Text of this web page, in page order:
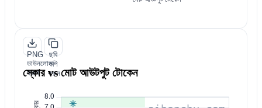
PNG
ডাউনলোড
করুন
ছবি
কপি
করুন
স্কোর vs মোট আউটপুট টোকেন